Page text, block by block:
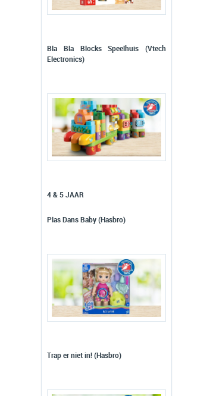
Bla Bla Blocks Speelhuis (Vtech
Electronics)
4 & 5 JAAR
Plas Dans Baby (Hasbro)
Trap er niet in! (Hasbro)